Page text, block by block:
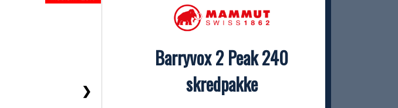
❯
Barryvox 2 Peak 240
skredpakke